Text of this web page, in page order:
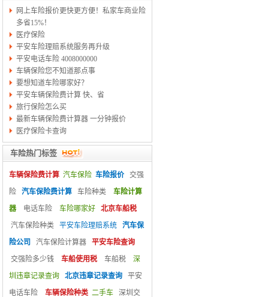
网上车险报价更快更方便！私家车商业险
多省15%！
医疗保险
平安车险理赔系统服务再升级
平安电话车险 4008000000
车辆保险您不知道那点事
要想知道车险哪家好？
平安车辆保险费计算 快、省
旅行保险怎么买
最新车辆保险费计算器 一分钟报价
医疗保险卡查询
车险热门标签
车辆保险费计算 汽车保险 车险报价
交强
险
汽车保险费计算 车险种类
车险计算
器
电话车险 车险哪家好
北京车船税
汽车保险种类
平安车险理赔系统
汽车保
险公司
汽车保险计算器
平安车险查询
交强险多少钱
车船使用税 车船税
深
圳违章记录查询
北京违章记录查询
平安
电话车险
车辆保险种类 二手车
深圳交